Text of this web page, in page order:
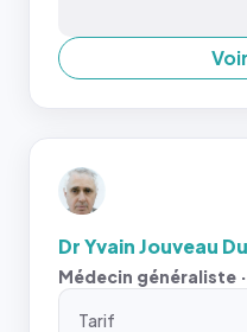
Dr Yvain Jouveau
Médecin généraliste
Tarif